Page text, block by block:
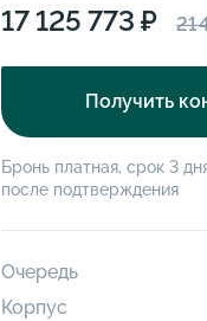
17 125 773 ₽ 21
Получить
Бронь платная, срок 3
после подтверждения
Очередь
Корпус